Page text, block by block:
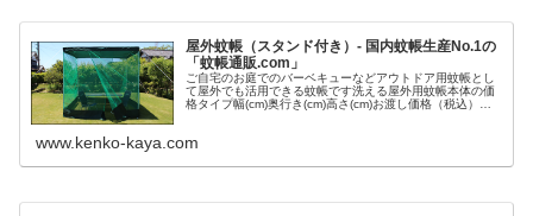
屋外蚊帳（スタンド付き）- 国内蚊帳生産No.1の
「蚊帳通販.com」
ご自宅のお庭でのバーベキューなどアウトドア用蚊帳とし
て屋外でも活用できる蚊帳です洗える屋外用蚊帳本体の価
格タイプ幅(cm)奥行き(cm)高さ(cm)お渡し価格（税込）定
www.kenko-kaya.com